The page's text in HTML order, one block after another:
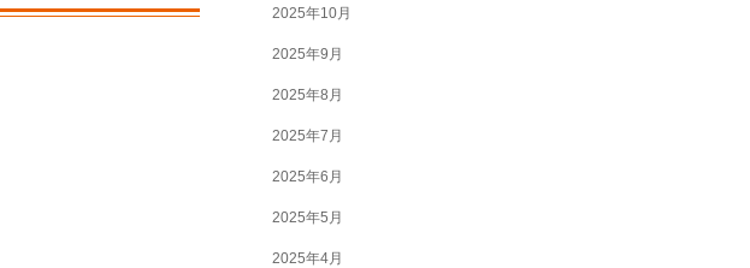
2025年10月
2025年9月
2025年8月
2025年7月
2025年6月
2025年5月
2025年4月